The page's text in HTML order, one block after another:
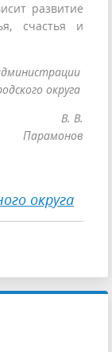
развитие
счастья и
округа
Парамонов
округа